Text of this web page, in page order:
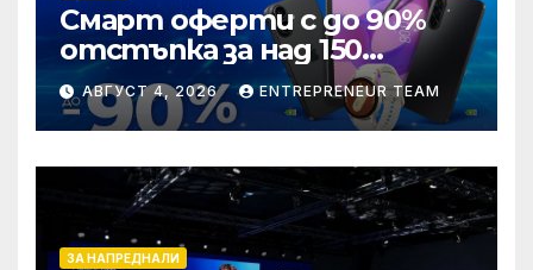
Смарт оферти с до 90%
отстъпка за над 150
устройства от Vivacom
през август
АВГУСТ 4, 2026 ENTREPRENEUR TEAM
ЗА НАПРЕДНАЛИ